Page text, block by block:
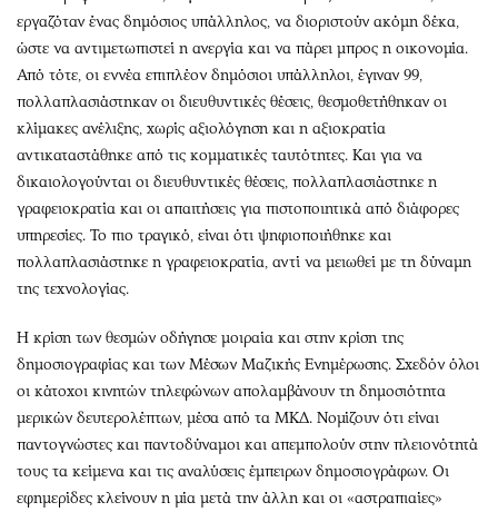
εργαζόταν ένας δημόσιος υπάλληλος, να διοριστούν ακόμη δέκα,
ώστε να αντιμετωπιστεί η ανεργία και να πάρει μπρος η οικονομία.
Από τότε, οι εννέα επιπλέον δημόσιοι υπάλληλοι, έγιναν 99,
πολλαπλασιάστηκαν οι διευθυντικές θέσεις, θεσμοθετήθηκαν οι
κλίμακες ανέλιξης, χωρίς αξιολόγηση και η αξιοκρατία
αντικαταστάθηκε από τις κομματικές ταυτότητες. Και για να
δικαιολογούνται οι διευθυντικές θέσεις, πολλαπλασιάστηκε η
γραφειοκρατία και οι απαιτήσεις για πιστοποιητικά από διάφορες
υπηρεσίες. Το πιο τραγικό, είναι ότι ψηφιοποιήθηκε και
πολλαπλασιάστηκε η γραφειοκρατία, αντί να μειωθεί με τη δύναμη
της τεχνολογίας.
Η κρίση των θεσμών οδήγησε μοιραία και στην κρίση της
δημοσιογραφίας και των Μέσων Μαζικής Ενημέρωσης. Σχεδόν όλοι
οι κάτοχοι κινητών τηλεφώνων απολαμβάνουν τη δημοσιότητα
μερικών δευτερολέπτων, μέσα από τα ΜΚΔ. Νομίζουν ότι είναι
παντογνώστες και παντοδύναμοι και απεμπολούν στην πλειονότητά
τους τα κείμενα και τις αναλύσεις έμπειρων δημοσιογράφων. Οι
εφημερίδες κλείνουν η μία μετά την άλλη και οι «αστραπιαίες»